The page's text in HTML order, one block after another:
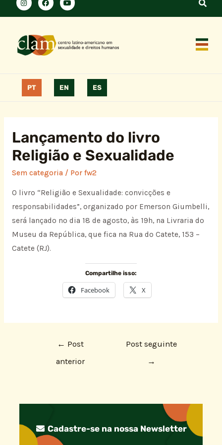
PT EN ES
Lançamento do livro
Religião e Sexualidade
Sem categoria/ Por fw2
O livro “Religião e Sexualidade: convicções e
responsabilidades”, organizado por Emerson Giumbelli,
será lançado no dia 18 de agosto, às 19h, na Livraria do
Museu da República, que fica na Rua do Catete, 153 –
Catete (RJ).
Compartilhe isso:
Facebook X
← Post
anterior
Post seguinte
→
Cadastre-se na nossa Newsletter